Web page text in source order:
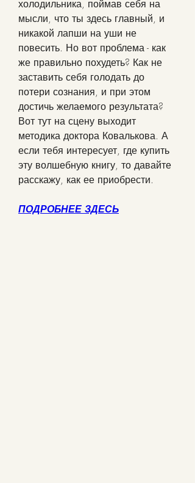
холодильника, поймав себя на
мысли, что ты здесь главный, и
никакой лапши на уши не
повесить. Но вот проблема - как
же правильно похудеть? Как не
заставить себя голодать до
потери сознания, и при этом
достичь желаемого результата?
Вот тут на сцену выходит
методика доктора Ковалькова. А
если тебя интересует, где купить
эту волшебную книгу, то давайте
расскажу, как ее приобрести.
ПОДРОБНЕЕ ЗДЕСЬ